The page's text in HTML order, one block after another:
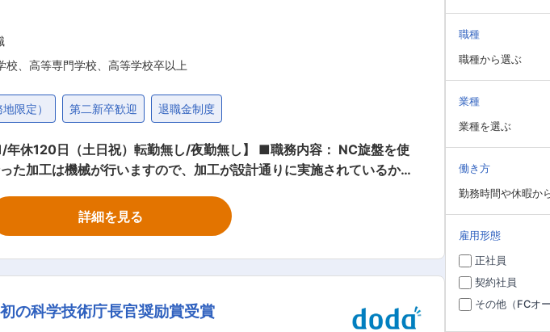
校、高等専門学校、高等学校卒以上
限定） 第二新卒歓迎 退職金制度
祝）転勤無し/夜勤無し】 ■職務内容： NC旋盤を使
加工は機械が行いますので、加工が設計通りに実施されているかの
オニアとしてやりがいを感じながら働くことができます。アットホ
現場責任者として活躍することを期待しています 変更の範囲：会社の定める業務
詳細を見る
の科学技術庁長官奨励賞受賞
職種
職種から選ぶ
業種
業種を選ぶ
働き方
勤務時間や休暇か
雇用形態
正社員
契約社員
その他（FCオ